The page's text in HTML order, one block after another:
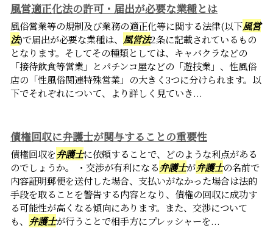
風営適正化法の許可・届出が必要な業種とは
風俗営業等の規制及び業務の適正化等に関する法律(以下風営
法)で届出が必要な業種は、 風営法2条に記載されているもの
となります。そしてその種類としては、キャバクラなどの
「接待飲食等営業」とパチンコ屋などの「遊技業」、性風俗
店の「性風俗関連特殊営業」の大きく3つに分けられます。以
下でそれぞれについて、より詳しく見ていき...
債権回収に弁護士が関与することの重要性
債権回収を弁護士に依頼することで、どのような利点がある
のでしょうか。 ・交渉が有利になる弁護士が弁護士の名前で
内容証明郵便を送付した場合、支払いがなかった場合は法的
手段を取ることを警告する内容となり、債権の回収に成功す
る可能性が高くなる傾向にあります。また、交渉について
も、 弁護士が行うことで相手方にプレッシャーを...